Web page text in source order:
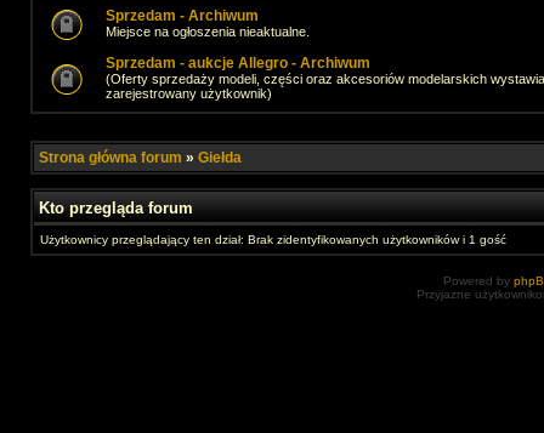
Sprzedam - Archiwum
Miejsce na ogłoszenia nieaktualne.
Sprzedam - aukcje Allegro - Archiwum
(Oferty sprzedaży modeli, części oraz akcesoriów modelarskich
zarejestrowany użytkownik)
Strona główna forum » Giełda
Kto przegląda forum
Użytkownicy przeglądający ten dział: Brak zidentyfikowanych użytkowników i 1 gość
Powered by
Przyjazne